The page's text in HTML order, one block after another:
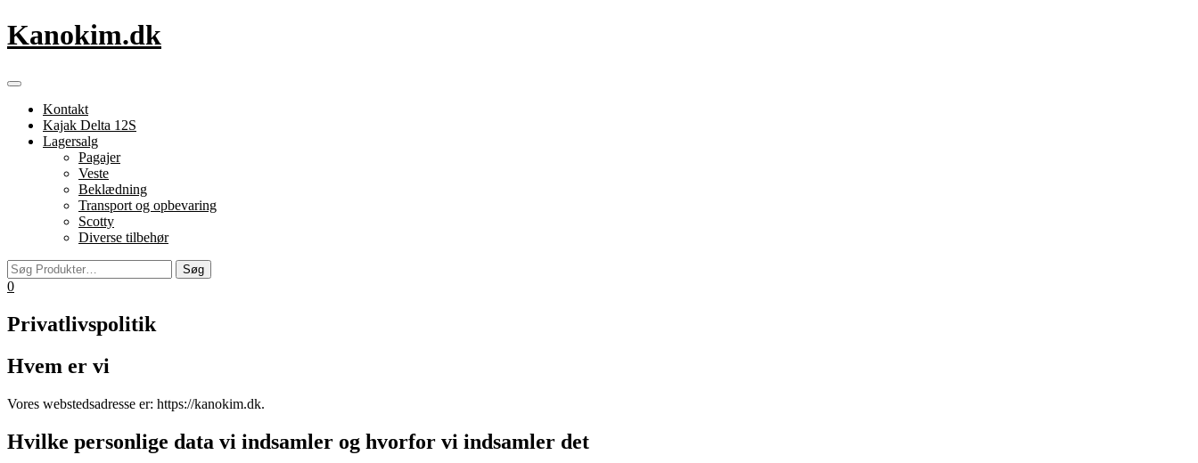
Videre
til
Kanokim.dk
Flip
navigationKontakt
Kajak Delta 12S
Lagersalg
Pagajer
Veste
Beklædning
Transport og opbevaring
Scotty
Diverse tilbehør
0
Privatlivspolitik
Hvem er vi
Vores webstedsadresse er: https://kanokim.dk.
Hvilke personlige data vi indsamler og hvorfor vi indsamler det